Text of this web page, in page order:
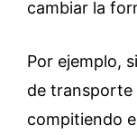
cambiar la
Por ejemplo,
de transporte
compitiendo